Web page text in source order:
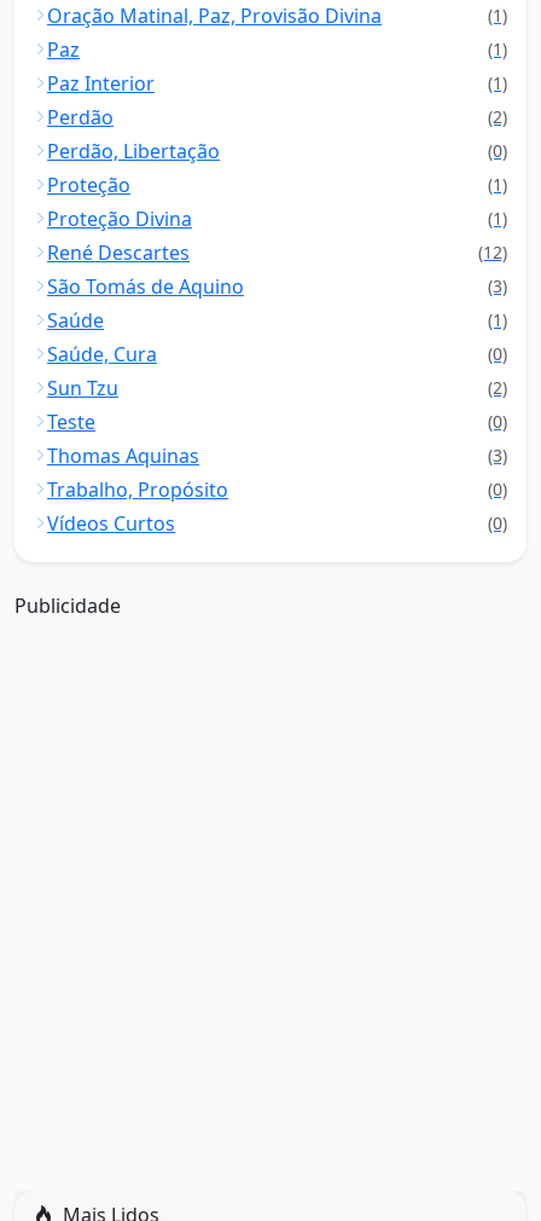
Oração Matinal, Paz, Provisão Divina (1)
Paz (1)
Paz Interior (1)
Perdão (2)
Perdão, Libertação (0)
Proteção (1)
Proteção Divina (1)
René Descartes (12)
São Tomás de Aquino (3)
Saúde (1)
Saúde, Cura (0)
Sun Tzu (2)
Teste (0)
Thomas Aquinas (3)
Trabalho, Propósito (0)
Vídeos Curtos (0)
Publicidade
Mais Lidos